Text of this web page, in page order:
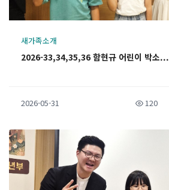
새가족소개
2026-33,34,35,36 함현규 어린이 박소...
2026-05-31 120